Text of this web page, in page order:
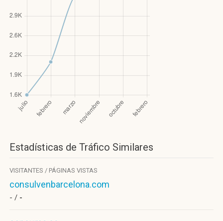
Estadísticas de Tráfico Similares
VISITANTES / PÁGINAS VISTAS
consulvenbarcelona.com
- / -